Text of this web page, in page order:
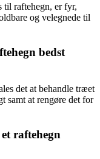
til raftehegn, er fyr,
og velegnede til
bedst
det at behandle træet
samt at rengøre det for
raftehegn